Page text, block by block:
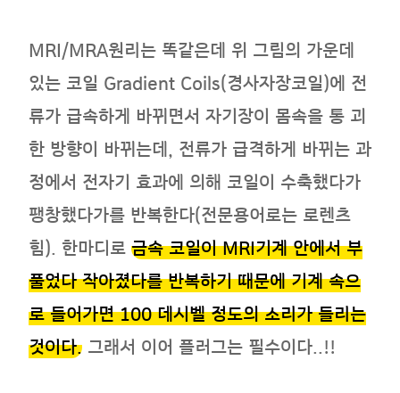
MRI/MRA원리는 똑같은데 위 그림의 가운데
있는 코일 Gradient Coils(경사자장코일)에 전
류가 급속하게 바뀌면서 자기장이 몸속을 통 괴
한 방향이 바뀌는데, 전류가 급격하게 바뀌는 과
정에서 전자기 효과에 의해 코일이 수축했다가
팽창했다가를 반복한다(전문용어로는 로렌츠
힘). 한마디로 금속 코일이 MRI기계 안에서 부
풀었다 작아졌다를 반복하기 때문에 기계 속으
로 들어가면 100 데시벨 정도의 소리가 들리는
것이다. 그래서 이어 플러그는 필수이다..!!